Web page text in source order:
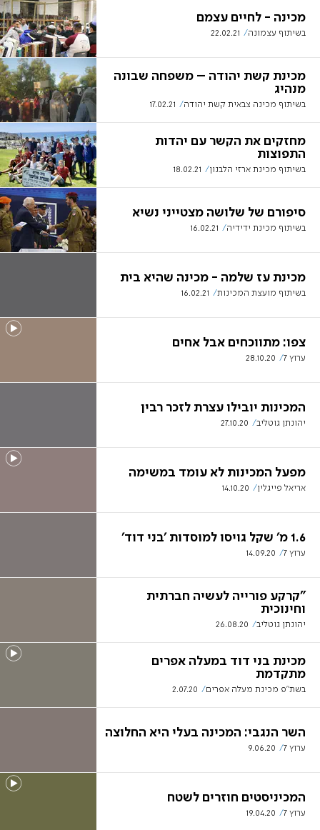
מכינה - לחיים עצמם
בשיתוף עצמונה 22.02.21
מכינת קשת יהודה – משפחה שבונה
מנהיג
בשיתוף מכינה צבאית קשת יהודה 17.02.21
מחזקים את הקשר עם יהדות
התפוצות
בשיתוף מכינת ארזי הלבנון 18.02.21
סיפורם של שלושה מצטייני נשיא
בשיתוף מכינת ידידיה 16.02.21
מכינת עז שלמה - מכינה שהיא בית
בשיתוף מועצת המכינות 16.02.21
צפו: מתווכחים אבל אחים
ערוץ 7 28.10.20
המכינות יובילו עצרת לזכר רבין
יהונתן גוטליב 27.10.20
מפעל המכינות לא עומד במשימה
אריאל פייגלין 14.10.20
1.6 מ' שקל גויסו למוסדות 'בני דוד'
ערוץ 7 14.09.20
"קרקע פורייה לעשיה חברתית
וחינוכית
יהונתן גוטליב 26.08.20
מכינת בני דוד במעלה אפרים
מתקדמת
בשת"פ מכינת מעלה אפרים 2.07.20
השר הנגבי: המכינה בעלי היא החלוצה
ערוץ 7 9.06.20
המכיניסטים חוזרים לשטח
ערוץ 7 19.04.20